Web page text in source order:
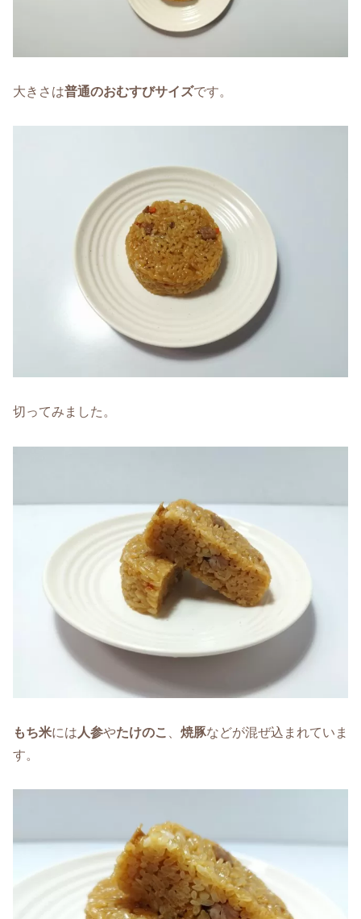
大きさは普通のおむすびサイズです。
切ってみました。
もち米には 人参やたけのこ 焼豚などが混ぜ込まれていま
す。